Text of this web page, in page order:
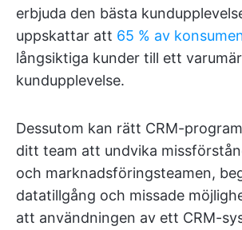
erbjuda den bästa
uppskattar att 65 % av
långsiktiga kunder till ett
kundupplevelse.
Dessutom kan rätt CRM-
ditt team att undvika
och marknadsföringsteamen,
datatillgång och missade
att användningen av ett CRM-